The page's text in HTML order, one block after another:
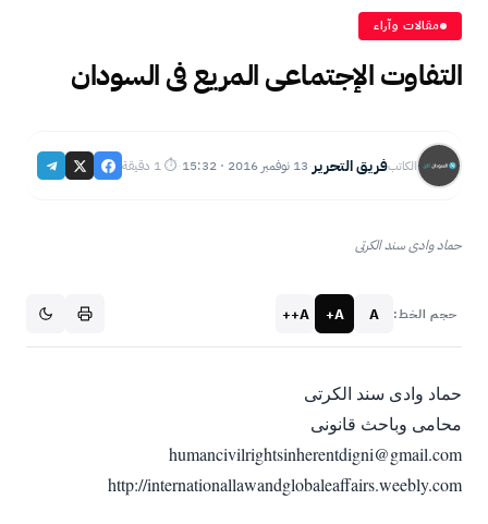
مقالات وآراء
التفاوت الإجتماعى المريع فى السودان
الكاتبفريق التحرير·13 نوفمبر 2016 · 15:32 ·⏱ 1 دقيقة
حماد وادى سند الكرتى
حجم الخط: A
A+
A++
حماد وادى سند الكرتى
محامى وباحث قانونى
humancivilrightsinherentdigni@gmail.com
http://internationallawandglobaleaffairs.weebly.com